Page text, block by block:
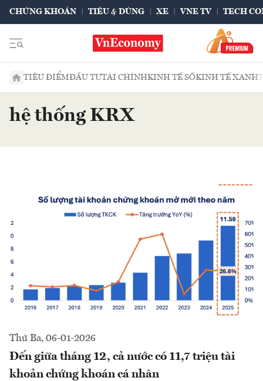
CHỨNG KHOÁN TIÊU & DÙNG XE VNE TV TECH
TIÊU ĐIỂMĐẦU TƯTÀI CHÍNHKINH TẾ SỐKINH TẾ XANH
hệ thống KRX
Thứ Ba, 06-01-2026
Đến giữa tháng 12, cả nước có 11,7 triệu tài
khoản chứng khoán cá nhân